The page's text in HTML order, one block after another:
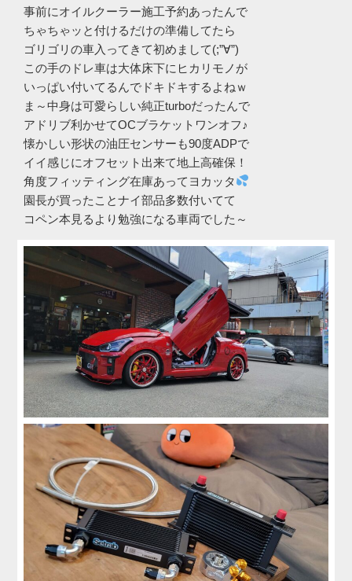
事前にオイルクーラー施工予約あったんで
ちゃちゃッと付けるだけの準備してたら
ゴリゴリの車入ってきて初めまして(;”∀”)
この手のドレ車は大体床下にヒカリモノが
いっぱい付いてるんでドキドキするよねｗ
ま～中身は可愛らしい純正turboだったんで
アドリブ利かせてOCブラケットワンオフ♪
懐かしい形状の油圧センサーも90度ADPで
イイ感じにオフセット出来て地上高確保！
角度フィッティング在庫あってヨカッタ
園長が買ったことナイ部品多数付いてて
コペン本見るより勉強になる車両でした～